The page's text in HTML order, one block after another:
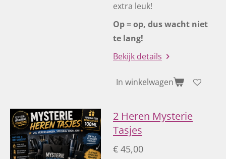
extra leuk!
Op = op, dus wacht niet
te lang!
Bekijk details
In winkelwagen
2 Heren Mysterie
Tasjes
€ 45,00